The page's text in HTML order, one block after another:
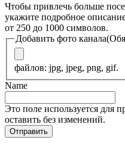
Чтобы привлечь больше
укажите подробное
от 250 до 1000 символов.
Добавить фото канала
файлов: jpg, jpeg, png, gif.
Name
Это поле используется для
оставить без изменений.